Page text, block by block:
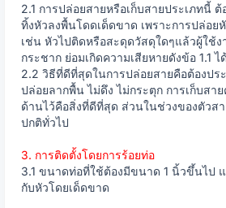
2.1 การปล่อยสายหรือเก็บสายประเภทนี้
ทิ้งหัวลงพื้นโดดเด็ดขาด เพราะการปล่อย
เช่น หัวไปติดหรือสะดุดวัสดุใดๆแล้วผู้ใช้ง
กระชาก ย่อมเกิดความเสียหายดังข้อ 1.1
2.2 วิธีที่ดีที่สุดในการปล่อยสายคือต้องปร
ปล่อยลากพื้น ไม่ดึง ไม่กระตุก การเก็บสา
ด้านไว้คือสิ่งที่ดีที่สุด ส่วนในช่วงของตัวส
ปกติทั่วไป
3. การติดตั้งโดยการร้อยท่อ
3.1 ขนาดท่อที่ใช้ต้องมีขนาด 1 นิ้วขึ้นไป
กับหัวโดยเด็ดขาด